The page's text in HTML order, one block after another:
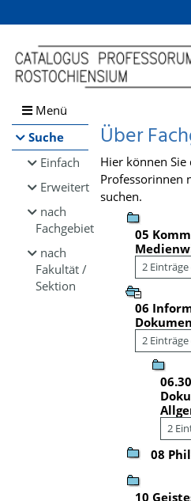
Browsen
direkt zum Inhalt
Menü
Suche
Einfach
Erweitert
nach
Fachgebiet
nach
Fakultät /
Sektion
Über
Hier können
Professorinnen
suchen.
05
2 Einträge
06
2 Einträge
2
08
10